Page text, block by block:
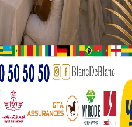
est ma mission. Récemment, je